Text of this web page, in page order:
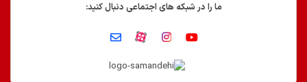
ما را در شبکه های اجتماعی دنبال کنید: